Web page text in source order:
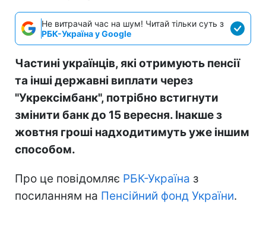
Не витрачай час на шум! Читай тільки суть з
РБК-Україна у Google
Частині українців, які отримують пенсії
та інші державні виплати через
"Укрексімбанк", потрібно встигнути
змінити банк до 15 вересня. Інакше з
жовтня гроші надходитимуть уже іншим
способом.
Про це повідомляє РБК-Україна з
посиланням на Пенсійний фонд України.